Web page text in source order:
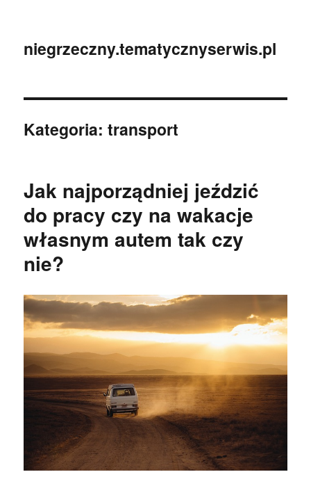
niegrzeczny.tematycznyserwis.pl
Kategoria:transport
Jak najporządniej jeździć
do pracy czy na wakacje
własnym autem tak czy
nie?